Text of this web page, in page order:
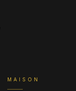
MAISON